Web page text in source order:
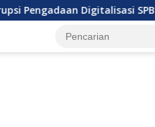
Digitalisasi SPBU Pertamina